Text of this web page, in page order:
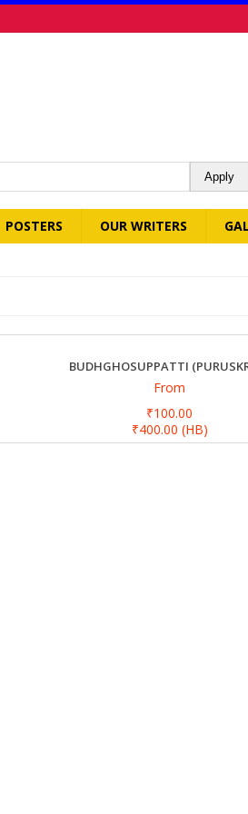
POSTERS OUR WRITERS
BUDHGHOSUPPATTI
From
₹100.00
₹400.00 (HB)